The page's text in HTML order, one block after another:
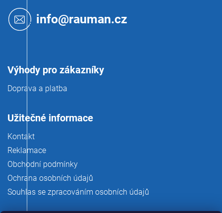
info@rauman.cz
Výhody pro zákazníky
Doprava a platba
Užitečné informace
Kontakt
Reklamace
Obchodní podmínky
Ochrana osobních údajů
Souhlas se zpracováním osobních údajů